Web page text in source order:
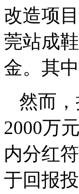
改造项
莞站成
金。其
然而
2000万
内分红
于回报